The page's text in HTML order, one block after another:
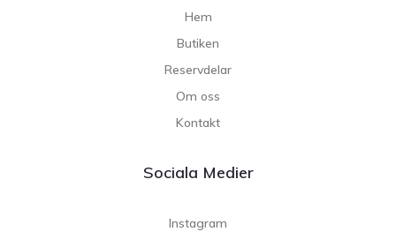
Hem
Butiken
Reservdelar
Om oss
Kontakt
Sociala Medier
Instagram